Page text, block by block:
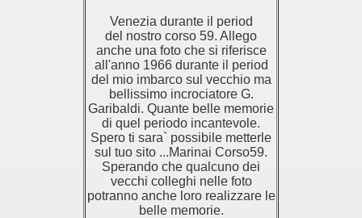
Venezia durante il period
del nostro corso 59. Allego
anche una foto che si riferisce
all'anno 1966 durante il period
del mio imbarco sul vecchio ma
bellissimo incrociatore G.
Garibaldi. Quante belle memorie
di quel periodo incantevole.
Spero ti sara` possibile metterle
sul tuo sito ...Marinai Corso59.
Sperando che qualcuno dei
vecchi colleghi nelle foto
potranno anche loro realizzare le
belle memorie.